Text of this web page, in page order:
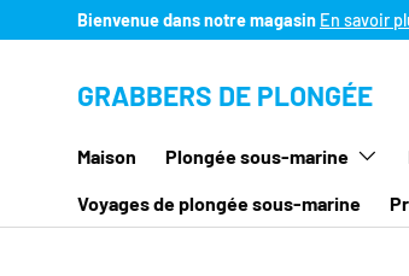
ALLER AU CONTENU
Bienvenue dans notre magasin En savoir
GRABBERS DE PLONGÉE
Maison Plongée sous-marine
Voyages de plongée sous-marine